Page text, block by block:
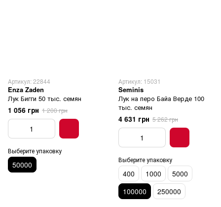
Артикул: 22844
Enza Zaden
Лук Бигги 50 тыс. семян
1 056 грн 1 200 грн
Выберите упаковку
50000
Артикул: 15031
Seminis
Лук на перо Байа Верде 100
тыс. семян
4 631 грн 5 262 грн
Выберите упаковку
400 1000
5000
100000
250000